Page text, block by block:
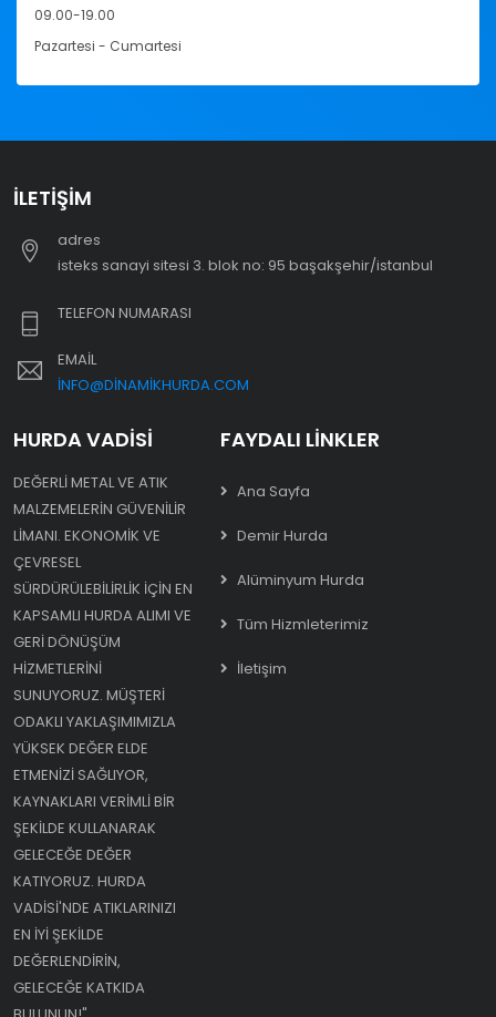
09.00-19.00
Pazartesi - Cumartesi
İLETIŞIM
adres
i̇steks sanayi sitesi 3. blok no: 95 başakşehir/i̇stanbul
TELEFON NUMARASI
EMAIL
INFO@DINAMIKHURDA.COM
HURDA VADISI
DEĞERLI METAL VE ATIK
MALZEMELERIN GÜVENILIR
LIMANI. EKONOMIK VE
ÇEVRESEL
SÜRDÜRÜLEBILIRLIK IÇIN EN
KAPSAMLI HURDA ALIMI VE
GERI DÖNÜŞÜM
HIZMETLERINI
SUNUYORUZ. MÜŞTERI
ODAKLI YAKLAŞIMIMIZLA
YÜKSEK DEĞER ELDE
ETMENIZI SAĞLIYOR,
KAYNAKLARI VERIMLI BIR
ŞEKILDE KULLANARAK
GELECEĞE DEĞER
KATIYORUZ. HURDA
VADISI'NDE ATIKLARINIZI
EN IYI ŞEKILDE
DEĞERLENDIRIN,
GELECEĞE KATKIDA
FAYDALI LINKLER
Ana Sayfa
Demir Hurda
Alüminyum Hurda
Tüm Hizmleterimiz
İletişim